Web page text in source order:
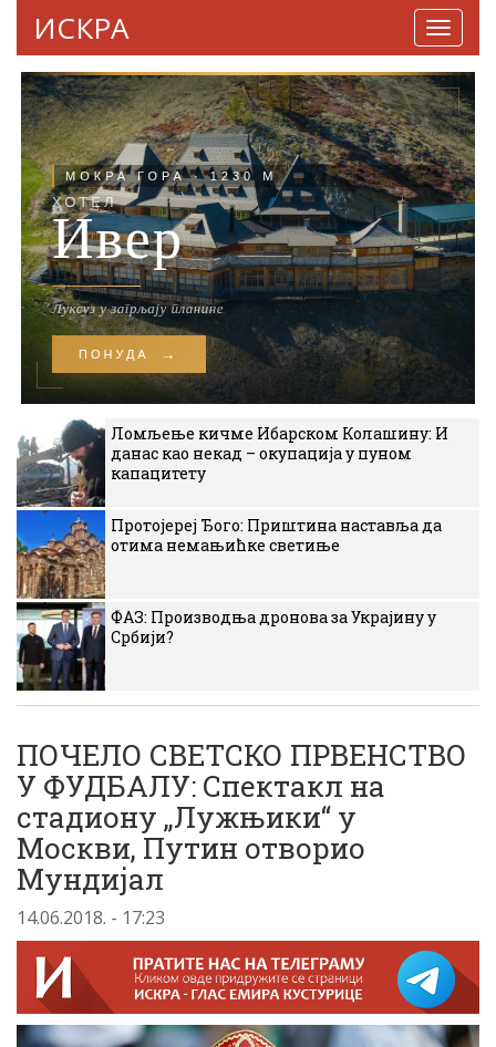
ИСКРА
Ломљење кичме Ибарском Колашину: И
данас као некад – окупација у пуном
капацитету
Протојереј Ђого: Приштина наставља да
отима немањићке светиње
ФАЗ: Производња дронова за Украјину у
Србији?
ПОЧЕЛО СВЕТСКО ПРВЕНСТВО
У ФУДБАЛУ: Спектакл на
стадиону „Лужњики“ у
Москви, Путин отворио
Мундијал
14.06.2018. - 17:23